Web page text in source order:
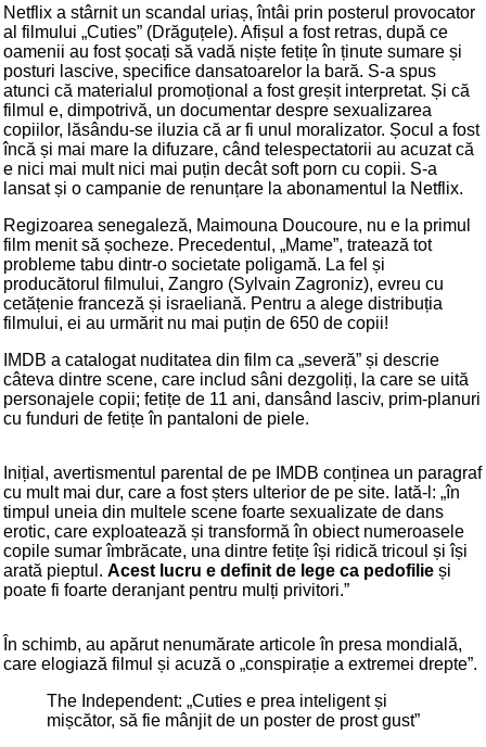
Netflix a stârnit un scandal uriaș, întâi prin posterul provocator
al filmului „Cuties” (Drăguțele). Afișul a fost retras, după ce
oamenii au fost șocați să vadă niște fetițe în ținute sumare și
posturi lascive, specifice dansatoarelor la bară. S-a spus
atunci că materialul promoțional a fost greșit interpretat. Și că
filmul e, dimpotrivă, un documentar despre sexualizarea
copiilor, lăsându-se iluzia că ar fi unul moralizator. Șocul a fost
încă și mai mare la difuzare, când telespectatorii au acuzat că
e nici mai mult nici mai puțin decât soft porn cu copii. S-a
lansat și o campanie de renunțare la abonamentul la Netflix.
Regizoarea senegaleză, Maimouna Doucoure, nu e la primul
film menit să șocheze. Precedentul, „Mame”, tratează tot
probleme tabu dintr-o societate poligamă. La fel și
producătorul filmului, Zangro (Sylvain Zagroniz), evreu cu
cetățenie franceză și israeliană. Pentru a alege distribuția
filmului, ei au urmărit nu mai puțin de 650 de copii!
IMDB a catalogat nuditatea din film ca „severă” și descrie
câteva dintre scene, care includ sâni dezgoliți, la care se uită
personajele copii; fetițe de 11 ani, dansând lasciv, prim-planuri
cu funduri de fetițe în pantaloni de piele.
Inițial, avertismentul parental de pe IMDB conținea un paragraf
cu mult mai dur, care a fost șters ulterior de pe site. Iată-l: „în
timpul uneia din multele scene foarte sexualizate de dans
erotic, care exploatează și transformă în obiect numeroasele
copile sumar îmbrăcate, una dintre fetițe își ridică tricoul și își
arată pieptul. Acest lucru e definit de lege ca pedofilie și
poate fi foarte deranjant pentru mulți privitori.”
În schimb, au apărut nenumărate articole în presa mondială,
care elogiază filmul și acuză o „conspirație a extremei drepte”.
The Independent: „Cuties e prea inteligent și
mișcător, să fie mânjit de un poster de prost gust”